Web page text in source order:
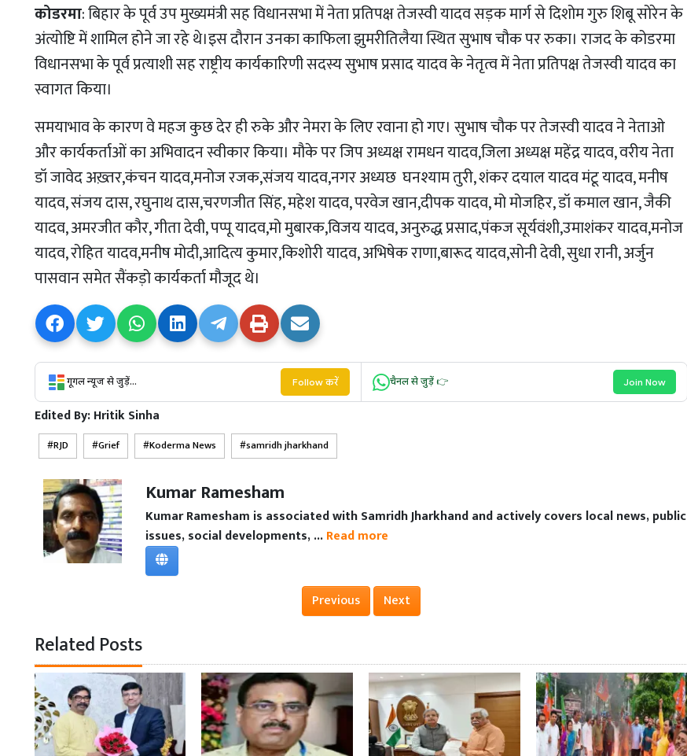
कोडरमा: बिहार के पूर्व उप मुख्यमंत्री सह विधानसभा में नेता प्रतिपक्ष तेजस्वी यादव सड़क मार्ग से दिशोम गुरु शिबू सोरेन के
अंत्योष्टि में शामिल होने जा रहे थे।इस दौरान उनका काफिला झुमरीतिलैया स्थित सुभाष चौक पर रुका। राजद के कोडरमा
विधानसभा के पूर्व प्रत्याशी सह राष्ट्रीय कार्यकारिणी सदस्य सुभाष प्रसाद यादव के नेतृत्व में नेता प्रतिपक्ष तेजस्वी यादव का
स्वागत किया।
समयाभाव के कारण वे महज कुछ देर ही रुके और नेमरा के लिए रवाना हो गए। सुभाष चौक पर तेजस्वी यादव ने नेताओ
और कार्यकर्ताओं का अभिवादन स्वीकार किया। मौके पर जिप अध्यक्ष रामधन यादव,जिला अध्यक्ष महेंद्र यादव, वरीय नेता
डॉ जावेद अख़्तर,कंचन यादव,मनोज रजक,संजय यादव,नगर अध्यछ घनश्याम तुरी, शंकर दयाल यादव मंटू यादव, मनीष
यादव, संजय दास, रघुनाथ दास,चरणजीत सिंह, महेश यादव, परवेज खान,दीपक यादव, मो मोजहिर, डॉ कमाल खान, जैकी
यादव, अमरजीत कौर, गीता देवी, पप्पू यादव,मो मुबारक,विजय यादव, अनुरुद्ध प्रसाद,पंकज सूर्यवंशी,उमाशंकर यादव,मनोज
यादव, रोहित यादव,मनीष मोदी,आदित्य कुमार,किशोरी यादव, अभिषेक राणा,बारूद यादव,सोनी देवी, सुधा रानी, अर्जुन
पासवान समेत सैंकड़ो कार्यकर्ता मौजूद थे।
गूगल न्यूज से जुड़ें... Follow करें चैनल से जुड़ें 👉 Join Now
Edited By:Hritik Sinha
RJD Grief Koderma News samridh jharkhand
Kumar Ramesham
Kumar Ramesham is associated with Samridh Jharkhand and actively covers local news, public
issues, social developments, ...Read more
Previous Next
Related Posts